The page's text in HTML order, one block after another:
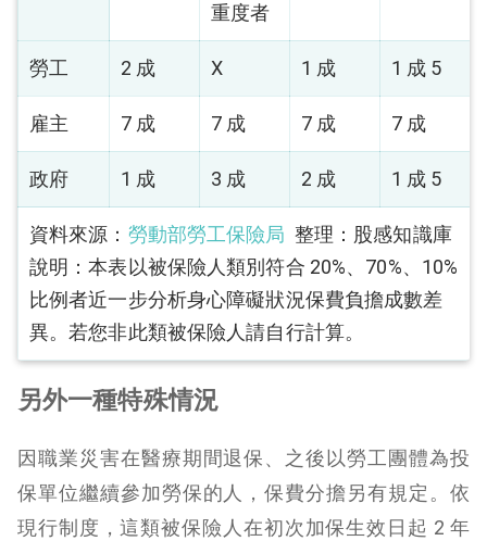
重度者
勞工 2 成 X 1 成 1 成 5
雇主 7 成 7 成 7 成 7 成
政府 1 成 3 成 2 成 1 成 5
資料來源： 勞動部勞工保險局 整理：股感知識庫
說明：本表以被保險人類別符合 20%、70%、10%
比例者近一步分析身心障礙狀況保費負擔成數差
異。若您非此類被保險人請自行計算。
另外一種特殊情況
因職業災害在醫療期間退保、之後以勞工團體為投
保單位繼續參加勞保的人，保費分擔另有規定。依
現行制度，這類被保險人在初次加保生效日起 2 年